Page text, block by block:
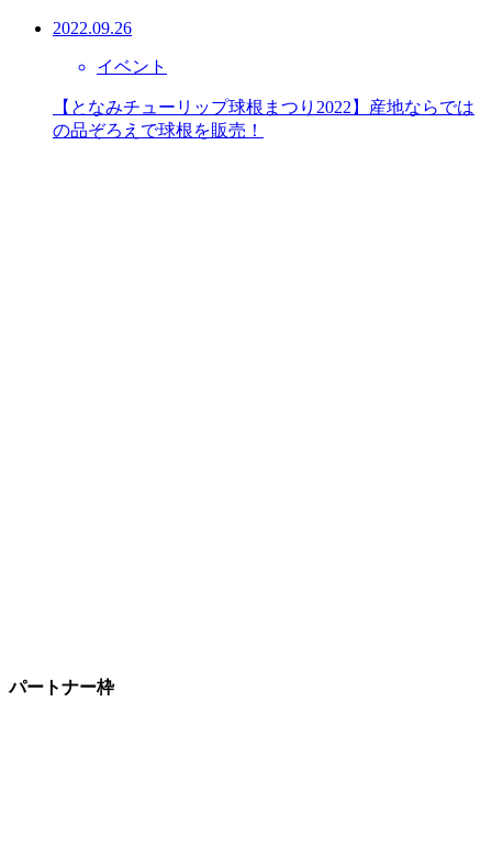
2022.09.26
イベント
【となみチューリップ球根まつり2022】産地ならでは
の品ぞろえで球根を販売！
パートナー枠